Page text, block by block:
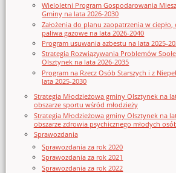
Wieloletni Program Gospodarowania
Gminy na lata 2026-2030
Założenia do planu zaopatrzenia w
paliwa gazowe na lata 2026-2040
Program usuwania azbestu na lata 2025-
Strategia Rozwiązywania Problemów
Olsztynek na lata 2026-2035
Program na Rzecz Osób Starszych i z
lata 2025-2030
Strategia Młodzieżowa gminy Olsztynek na
obszarze sportu wśród młodzieży
Strategia Młodzieżowa gminy Olsztynek na
obszarze zdrowia psychicznego młodych
Sprawozdania
Sprawozdania za rok 2020
Sprawozdania za rok 2021
Sprawozdania za rok 2022